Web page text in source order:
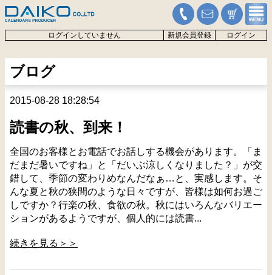
ログインしていません 新規会員登録 ログイン
ブログ
2015-08-28 18:28:54
読書の秋、到来！
全国のお客様とお電話でお話しする機会があります。「ま
だまだ暑いですね」と「だいぶ涼しくなりました？」が交
錯して、季節の変わりめなんだなぁ…と、実感します。そ
んな夏と秋の狭間のような日々ですが、皆様は如何お過ご
しですか？行楽の秋、食欲の秋。秋にはいろんなバリエー
ションがあるようですが、個人的には読書...
続きを見る＞＞